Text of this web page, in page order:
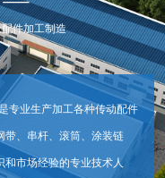
件加工制造
专业生产加工各种传动配件
带、串杆、滚筒、涂装链
市场经验的专业技术人